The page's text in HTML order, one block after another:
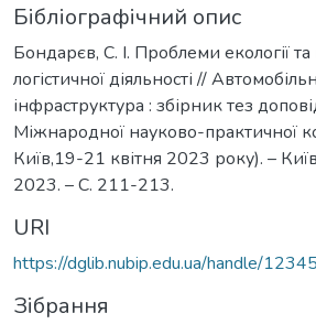
Бібліографічний опис
Бондарєв, С. І. Проблеми екології
логістичної діяльності //
інфраструктура : збірник тез
Міжнародної науково-практичної
Київ,19-21 квітня 2023 року). –
2023. – С. 211-213.
URI
https://dglib.nubip.edu.ua/handle/
Зібрання